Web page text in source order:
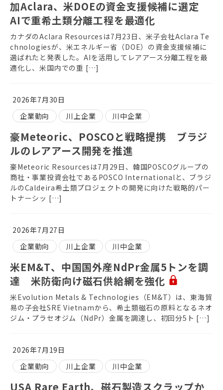
加Aclara、米DOEの資金支援候補に選定
AIで重希土類分離工程を最適化
カナダのAclara Resourcesは7月23日、米子会社Aclara Te
chnologiesが、米エネルギー省（DOE）の資金支援候補に
選ばれたと発表した。AIを活用してレアアース分離工程を最
適化し、米国内での重 […]
2026年7月30日
企業動向
川上企業 川中企業
豪Meteoric、POSCOと戦略提携 ブラジ
ルのレアアース開発を推進
豪Meteoric Resourcesは7月29日、韓国POSCOグループの
商社・事業投資会社であるPOSCO Internationalと、ブラジ
ルのCaldeira希土類プロジェクトの開発に向けた戦略的パー
トナーシッ […]
2026年7月27日
企業動向
川上企業 川中企業
米EM&T、中国国外産NdPr金属5トンを調
達 米防衛向け磁石供給網を強化
米Evolution Metals & Technologies（EM&T）は、東海貿
易の子会社SRE Vietnamから、希土類磁石の原料となるネオ
ジム・プラセオジム（NdPr）金属を調達し、初回分5ト […]
2026年7月19日
企業動向
川上企業 川中企業
USA Rare Earth、磁石製造スクラップか